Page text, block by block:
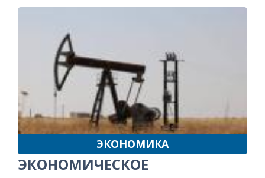
ЭКОНОМИКА
ЭКОНОМИЧЕСКОЕ